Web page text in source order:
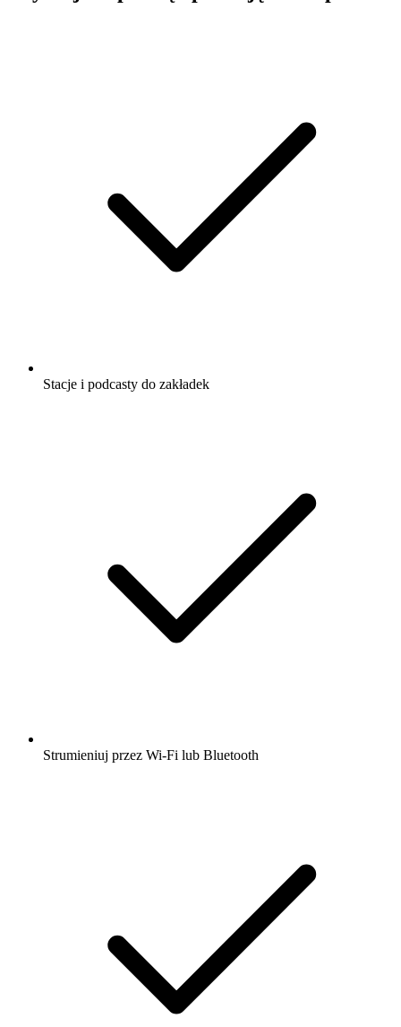
Stacje i podcasty do zakładek
Strumieniuj przez Wi-Fi lub Bluetooth